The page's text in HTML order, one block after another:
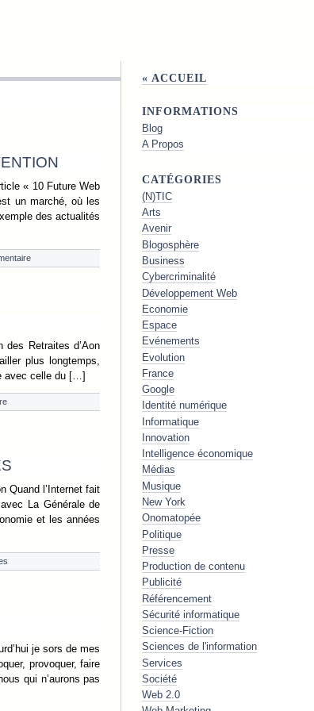
« 10 Future Web
un marché, où les
des actualités
Retraites d’Aon
plus longtemps,
avec celle du […]
Quand l’Internet fait
La Générale de
et les années
je sors de mes
provoquer, faire
qui n’aurons pas
« ACCUEIL
INFORMATIONS
Blog
A Propos
CATÉGORIES
(N)TIC
Arts
Avenir
Blogosphère
Business
Cybercriminalité
Développement Web
Economie
Espace
Evénements
Evolution
France
Google
Identité numérique
Informatique
Innovation
Intelligence économique
Médias
Musique
New York
Onomatopée
Politique
Presse
Production de contenu
Publicité
Référencement
Sécurité informatique
Science-Fiction
Sciences de l'information
Services
Société
Web 2.0